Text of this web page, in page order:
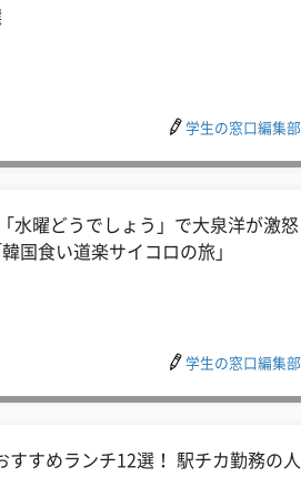
学生の窓口編集部
水曜どうでしょう」で大泉洋が激怒
国食い道楽サイコロの旅」
学生の窓口編集部
すすめランチ12選！ 駅チカ勤務の人